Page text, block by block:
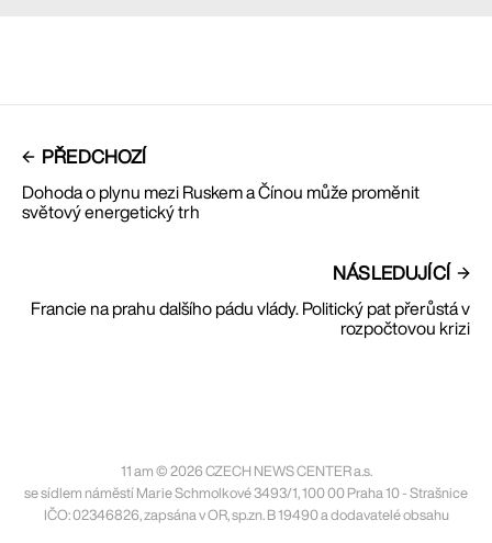
PŘEDCHOZÍ
Dohoda o plynu mezi Ruskem a Čínou může proměnit
světový energetický trh
NÁSLEDUJÍCÍ
Francie na prahu dalšího pádu vlády. Politický pat přerůstá v
rozpočtovou krizi
11 am © 2026 CZECH NEWS CENTER a.s.
se sídlem náměstí Marie Schmolkové 3493/1, 100 00 Praha 10 - Strašnice
IČO: 02346826, zapsána v OR, sp.zn. B 19490 a dodavatelé obsahu